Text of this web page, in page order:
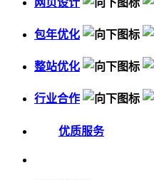
包年优化
整站优化
行业合作
优质服务